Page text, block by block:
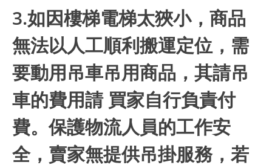
3.如因樓梯電梯太狹小，商品
無法以人工順利搬運定位，需
要動用吊車吊用商品，其請吊
車的費用請 買家自行負責付
費。保護物流人員的工作安
全，賣家無提供吊掛服務，若